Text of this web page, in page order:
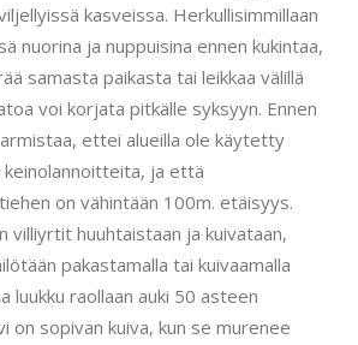
kasveissa. Herkullisimmillaan
nuorina ja nuppuisina ennen kukintaa,
samasta paikasta tai leikkaa välillä
voi korjata pitkälle syksyyn. Ennen
ettei alueilla ole käytetty
ja että
on vähintään 100m. etäisyys.
villiyrtit huuhtaistaan ja kuivataan,
pakastamalla tai kuivaamalla
luukku raollaan auki 50 asteen
on sopivan kuiva, kun se murenee